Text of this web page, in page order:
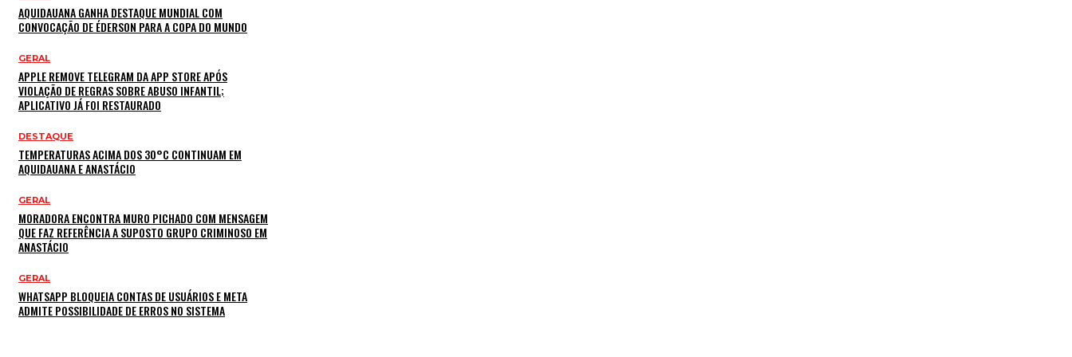
AQUIDAUANA GANHA DESTAQUE MUNDIAL COM
CONVOCAÇÃO DE ÉDERSON PARA A COPA DO MUNDO
GERAL
APPLE REMOVE TELEGRAM DA APP STORE APÓS
VIOLAÇÃO DE REGRAS SOBRE ABUSO INFANTIL;
APLICATIVO JÁ FOI RESTAURADO
DESTAQUE
TEMPERATURAS ACIMA DOS 30°C CONTINUAM EM
AQUIDAUANA E ANASTÁCIO
GERAL
MORADORA ENCONTRA MURO PICHADO COM MENSAGEM
QUE FAZ REFERÊNCIA A SUPOSTO GRUPO CRIMINOSO EM
ANASTÁCIO
GERAL
WHATSAPP BLOQUEIA CONTAS DE USUÁRIOS E META
ADMITE POSSIBILIDADE DE ERROS NO SISTEMA